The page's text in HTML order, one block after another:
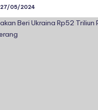
27/05/2024